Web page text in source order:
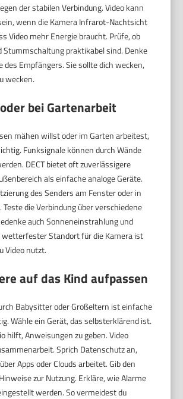
der stabilen Verbindung. Video kann
wenn die Kamera Infrarot-Nachtsicht
Video mehr Energie braucht. Prüfe, ob
Stummschaltung praktikabel sind. Denke
des Empfängers. Sie sollte dich wecken,
wecken.
bei Gartenarbeit
mähen willst oder im Garten arbeitest,
Funksignale können durch Wände
DECT bietet oft zuverlässigere
als einfache analoge Geräte.
des Senders am Fenster oder in
die Verbindung über verschiedene
auch Sonneneinstrahlung und
wetterfester Standort für die Kamera ist
Video nutzt.
auf das Kind aufpassen
Babysitter oder Großeltern ist einfache
Wähle ein Gerät, das selbsterklärend ist.
hilft, Anweisungen zu geben. Video
Sprich Datenschutz an,
Apps oder Clouds arbeitet. Gib den
zur Nutzung. Erkläre, wie Alarme
werden. So vermeidest du